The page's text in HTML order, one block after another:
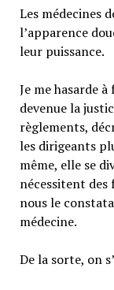
Les médecines
l’apparence
leur puissance.
Je me hasarde
devenue la
règlements,
les dirigeants
même, elle se
nécessitent
nous le
médecine.
De la sorte, on